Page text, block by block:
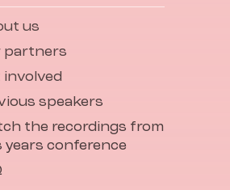
us
partners
involved
speakers
the recordings from
years conference